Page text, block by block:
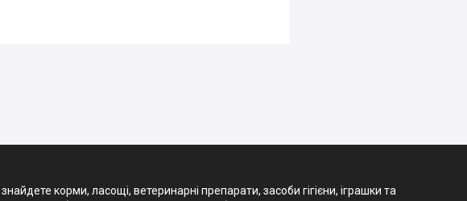
корми, ласощі, ветеринарні препарати, засоби гігієни, іграшки та